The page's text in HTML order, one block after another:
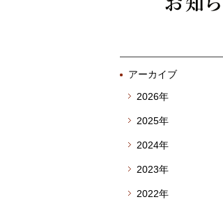
アーカイブ
2026年
2025年
2024年
2023年
2022年